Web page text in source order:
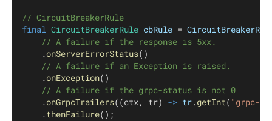
// CircuitBreakerRule
final CircuitBreakerRule cbRule =
// A failure if the response is 5xx.
    .
onServerErrorStatus()
// A failure if an Exception is raised.
    .
onException()
// A failure if the grpc-status is not 0
    .
onGrpcTrailers((ctx, tr) -> tr.getInt( "grpc-
    .
thenFailure();